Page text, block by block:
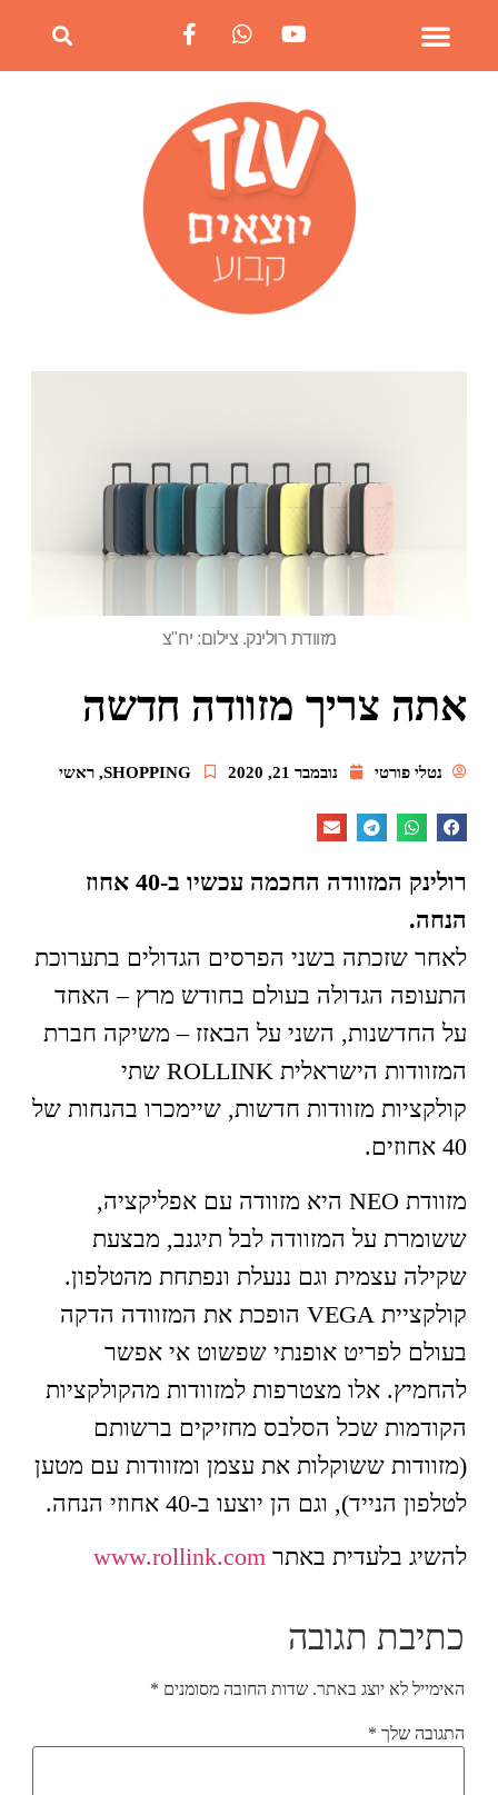
מזוודת רולינק. צילום: יח"צ
אתה צריך מזוודה חדשה
נטלי פורטי נובמבר 21, 2020 SHOPPING
, ראשי
רולינק המזוודה החכמה עכשיו ב-40 אחוז
הנחה.
לאחר שזכתה בשני הפרסים הגדולים בתערוכת
התעופה הגדולה בעולם בחודש מרץ – האחד
על החדשנות, השני על הבאזז – משיקה חברת
המזוודות הישראלית ROLLINK שתי
קולקציות מזוודות חדשות, שיימכרו בהנחות של
40 אחוזים.
מזוודת NEO היא מזוודה עם אפליקציה,
ששומרת על המזוודה לבל תיגנב, מבצעת
שקילה עצמית וגם ננעלת ונפתחת מהטלפון.
קולקציית VEGA הופכת את המזוודה הדקה
בעולם לפריט אופנתי שפשוט אי אפשר
להחמיץ. אלו מצטרפות למזוודות מהקולקציות
הקודמות שכל הסלבס מחזיקים ברשותם
(מזוודות ששוקלות את עצמן ומזוודות עם מטען
לטלפון הנייד), וגם הן יוצעו ב-40 אחוזי הנחה.
להשיג בלעדית באתר www.rollink.com
כתיבת תגובה
האימייל לא יוצג באתר. שדות החובה מסומנים *
התגובה שלך *